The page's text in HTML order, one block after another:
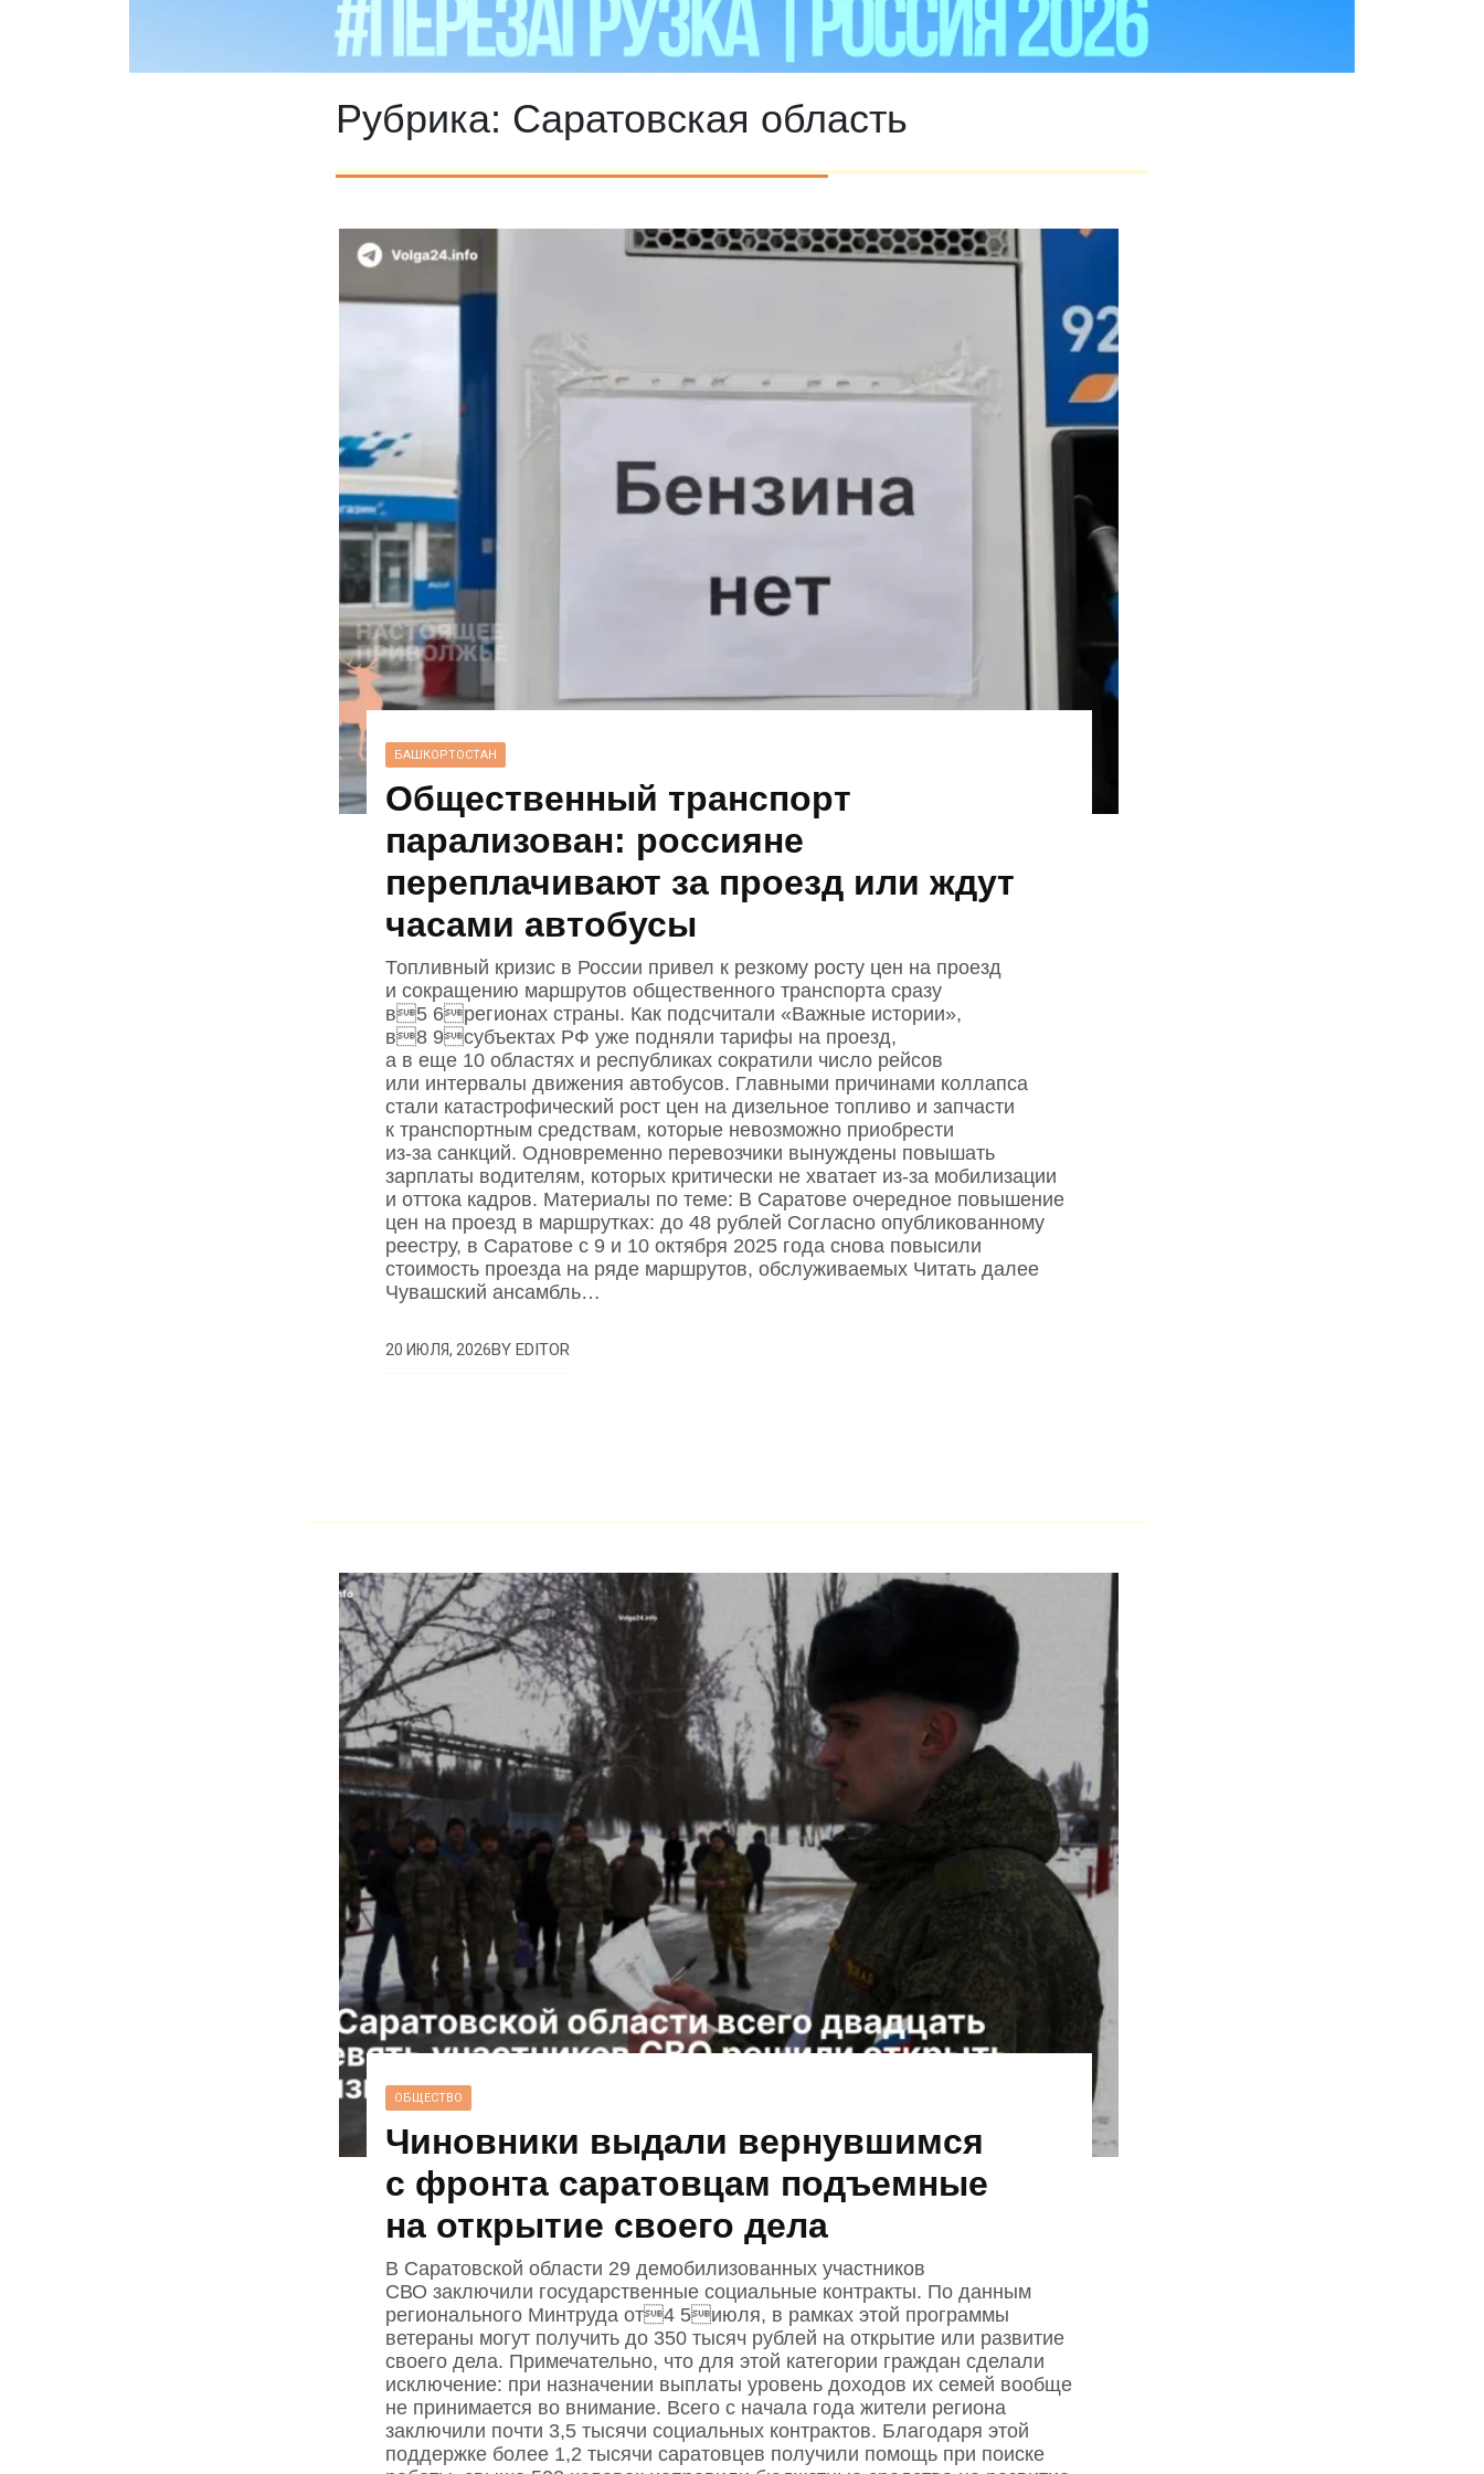
Рубрика: Саратовская область
БАШКОРТОСТАН
Общественный транспорт
парализован: россияне
переплачивают за проезд или ждут
часами автобусы
Топливный кризис в России привел к резкому росту цен на проезд
и сокращению маршрутов общественного транспорта сразу
в5 6регионах страны. Как подсчитали «Важные истории»,
в8 9субъектах РФ уже подняли тарифы на проезд,
а в еще 10 областях и республиках сократили число рейсов
или интервалы движения автобусов. Главными причинами коллапса
стали катастрофический рост цен на дизельное топливо и запчасти
к транспортным средствам, которые невозможно приобрести
из‑за санкций. Одновременно перевозчики вынуждены повышать
зарплаты водителям, которых критически не хватает из‑за мобилизации
и оттока кадров. Материалы по теме: В Саратове очередное повышение
цен на проезд в маршрутках: до 48 рублей Согласно опубликованному
реестру, в Саратове с 9 и 10 октября 2025 года снова повысили
стоимость проезда на ряде маршрутов, обслуживаемых Читать далее
Чувашский ансамбль…
20 ИЮЛЯ, 2026BY EDITOR
ОБЩЕСТВО
Чиновники выдали вернувшимся
с фронта саратовцам подъемные
на открытие своего дела
В Саратовской области 29 демобилизованных участников
СВО заключили государственные социальные контракты. По данным
регионального Минтруда от4 5июля, в рамках этой программы
ветераны могут получить до 350 тысяч рублей на открытие или развитие
своего дела. Примечательно, что для этой категории граждан сделали
исключение: при назначении выплаты уровень доходов их семей вообще
не принимается во внимание. Всего с начала года жители региона
заключили почти 3,5 тысячи социальных контрактов. Благодаря этой
поддержке более 1,2 тысячи саратовцев получили помощь при поиске